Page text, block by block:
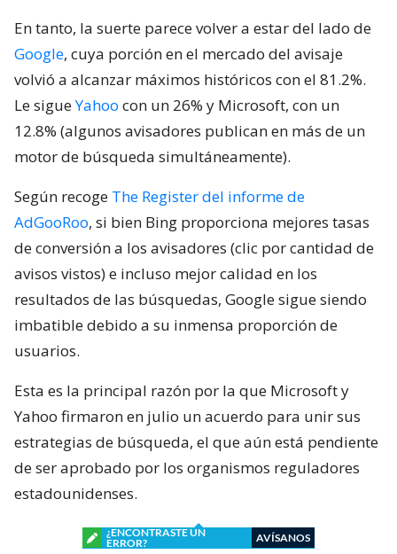
En tanto, la suerte parece volver a estar del lado de
Google, cuya porción en el mercado del avisaje
volvió a alcanzar máximos históricos con el 81.2%.
Le sigueYahoo con un 26% y Microsoft, con un
12.8% (algunos avisadores publican en más de un
motor de búsqueda simultáneamente).
Según recoge The Register del informe de
AdGooRoo, si bien Bing proporciona mejores tasas
de conversión a los avisadores (clic por cantidad de
avisos vistos) e incluso mejor calidad en los
resultados de las búsquedas, Google sigue siendo
imbatible debido a su inmensa proporción de
usuarios.
Esta es la principal razón por la que Microsoft y
Yahoo firmaron en julio un acuerdo para unir sus
estrategias de búsqueda, el que aún está pendiente
de ser aprobado por los organismos reguladores
estadounidenses.
¿ENCONTRASTE UN
ERROR?
AVÍSANOS